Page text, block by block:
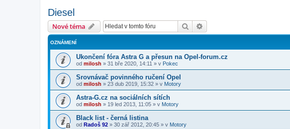
Diesel
Nové téma Hledat
OZNÁMENÍ
Ukončení fóra Astra G a přesun na Opel-forum.cz
od milosh » 31 bře 2020, 14:11 » v Pokec
Srovnávač povinného ručení Opel
od milosh » 23 dub 2019, 15:32 » v Motory
Astra-G.cz na sociálních sítích
od milosh » 19 led 2013, 11:05 » v Motory
Black list - černá listina
od Radoš 92 » 30 zář 2012, 20:45 » v Motory